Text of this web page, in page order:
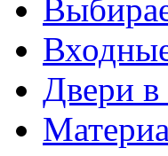
Двери в